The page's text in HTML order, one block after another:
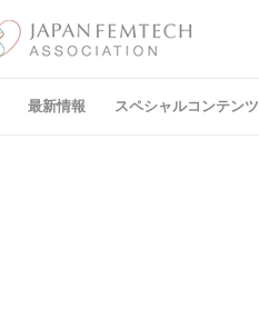
最新情報 スペシャルコンテンツ